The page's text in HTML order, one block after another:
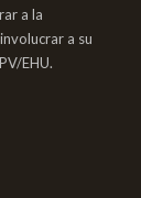
a la
a su
EHU.